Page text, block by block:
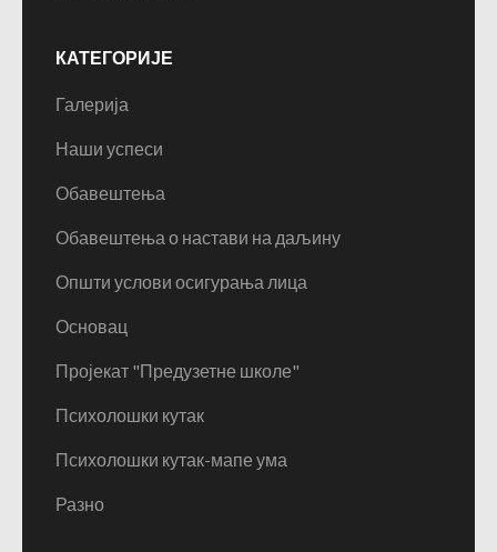
КАТЕГОРИЈЕ
Галерија
Наши успеси
Обавештења
Обавештења о настави на даљину
Општи услови осигурања лица
Основац
Пројекат "Предузетне школе"
Психолошки кутак
Психолошки кутак-мапе ума
Разно